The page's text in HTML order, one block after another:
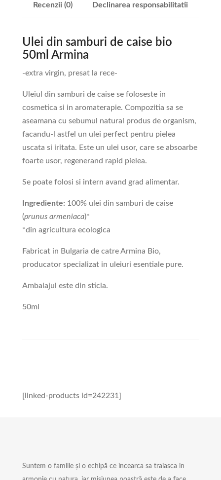
Recenzii (0) Declinarea responsabilitatii
Ulei din samburi de caise bio
50ml Armina
-extra virgin, presat la rece-
Uleiul din samburi de caise se foloseste in
cosmetica si in aromaterapie. Compozitia sa se
aseamana cu sebumul natural produs de organism,
facandu-l astfel un ulei perfect pentru pielea
uscata si iritata. Este un ulei usor, care se absoarbe
foarte usor, regenerand rapid pielea.
Se poate folosi si intern avand grad alimentar.
Ingrediente: 100% ulei din samburi de caise
(prunus armeniaca)*
*din agricultura ecologica
Fabricat in Bulgaria de catre Armina Bio,
producator specializat in uleiuri esentiale pure.
Ambalajul este din sticla.
50ml
[linked-products id=242231]
Suntem o familie și o echipă ce incearca sa traiasca in